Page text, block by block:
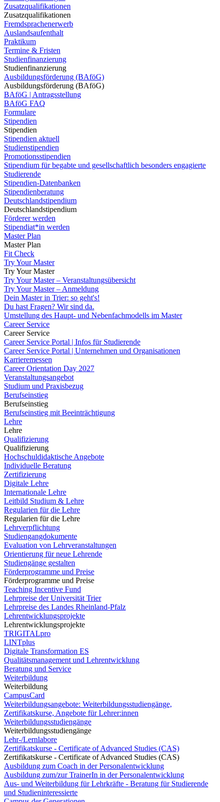
Zusatzqualifikationen
Zusatzqualifikationen
Fremdsprachenerwerb
Auslandsaufenthalt
Praktikum
Termine & Fristen
Studienfinanzierung
Studienfinanzierung
Ausbildungsförderung (BAföG)
Ausbildungsförderung (BAföG)
BAföG | Antragsstellung
BAföG FAQ
Formulare
Stipendien
Stipendien
Stipendien aktuell
Studienstipendien
Promotionsstipendien
Stipendium für begabte und gesellschaftlich besonders engagierte
Studierende
Stipendien-Datenbanken
Stipendienberatung
Deutschlandstipendium
Deutschlandstipendium
Förderer werden
Stipendiat*in werden
Master Plan
Master Plan
Fit Check
Try Your Master
Try Your Master
Try Your Master – Veranstaltungsübersicht
Try Your Master – Anmeldung
Dein Master in Trier: so geht's!
Du hast Fragen? Wir sind da.
Umstellung des Haupt- und Nebenfachmodells im Master
Career Service
Career Service
Career Service Portal | Infos für Studierende
Career Service Portal | Unternehmen und Organisationen
Karrieremessen
Career Orientation Day 2027
Veranstaltungsangebot
Studium und Praxisbezug
Berufseinstieg
Berufseinstieg
Berufseinstieg mit Beeinträchtigung
Lehre
Lehre
Qualifizierung
Qualifizierung
Hochschuldidaktische Angebote
Individuelle Beratung
Zertifizierung
Digitale Lehre
Internationale Lehre
Leitbild Studium & Lehre
Regularien für die Lehre
Regularien für die Lehre
Lehrverpflichtung
Studiengangdokumente
Evaluation von Lehrveranstaltungen
Orientierung für neue Lehrende
Studiengänge gestalten
Förderprogramme und Preise
Förderprogramme und Preise
Teaching Incentive Fund
Lehrpreise der Universität Trier
Lehrpreise des Landes Rheinland-Pfalz
Lehrentwicklungsprojekte
Lehrentwicklungsprojekte
TRIGITALpro
LINTplus
Digitale Transformation ES
Qualitätsmanagement und Lehrentwicklung
Beratung und Service
Weiterbildung
Weiterbildung
CampusCard
Weiterbildungsangebote: Weiterbildungsstudiengänge,
Zertifikatskurse, Angebote für Lehrer:innen
Weiterbildungsstudiengänge
Weiterbildungsstudiengänge
Lehr-/Lernlabore
Zertifikatskurse - Certificate of Advanced Studies (CAS)
Zertifikatskurse - Certificate of Advanced Studies (CAS)
Ausbildung zum Coach in der Personalentwicklung
Ausbildung zum/zur TrainerIn in der Personalentwicklung
Aus- und Weiterbildung für Lehrkräfte - Beratung für Studierende
und Studieninteressierte